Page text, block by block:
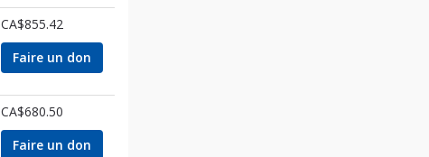
CA$855.42
Faire un don
CA$680.50
Faire un don